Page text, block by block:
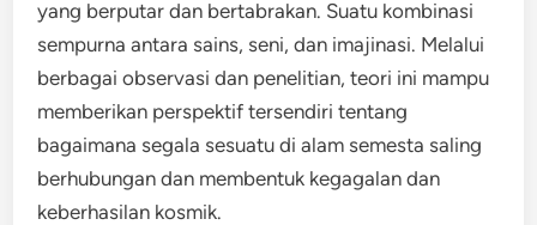
yang berputar dan bertabrakan. Suatu kombinasi
sempurna antara sains, seni, dan imajinasi. Melalui
berbagai observasi dan penelitian, teori ini mampu
memberikan perspektif tersendiri tentang
bagaimana segala sesuatu di alam semesta saling
berhubungan dan membentuk kegagalan dan
keberhasilan kosmik.